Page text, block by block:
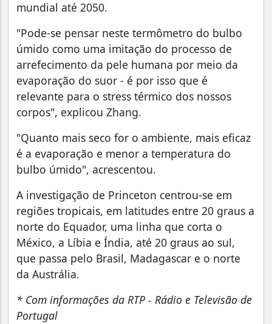
mundial até 2050.
"Pode-se pensar neste termômetro do bulbo
úmido como uma imitação do processo de
arrefecimento da pele humana por meio da
evaporação do suor - é por isso que é
relevante para o stress térmico dos nossos
corpos", explicou Zhang.
"Quanto mais seco for o ambiente, mais eficaz
é a evaporação e menor a temperatura do
bulbo úmido", acrescentou.
A investigação de Princeton centrou-se em
regiões tropicais, em latitudes entre 20 graus a
norte do Equador, uma linha que corta o
México, a Líbia e Índia, até 20 graus ao sul,
que passa pelo Brasil, Madagascar e o norte
da Austrália.
* Com informações da RTP - Rádio e Televisão de
Portugal